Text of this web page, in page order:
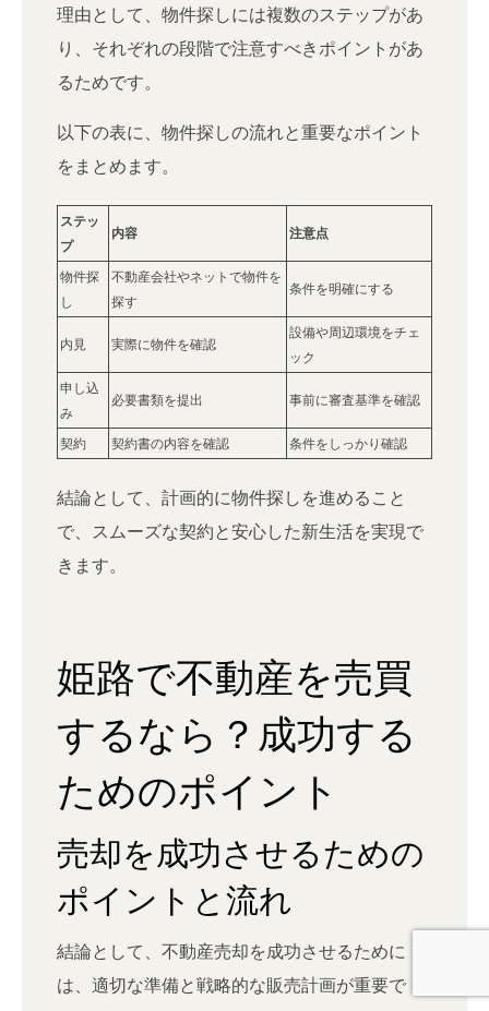
理由として、物件探しには複数のステップがあ
り、それぞれの段階で注意すべきポイントがあ
るためです。
以下の表に、物件探しの流れと重要なポイント
をまとめます。
ステッ
プ
内容 注意点
物件探
し
不動産会社やネットで物件を
探す
条件を明確にする
内見 実際に物件を確認
設備や周辺環境をチェ
ック
申し込
み
必要書類を提出 事前に審査基準を確認
契約 契約書の内容を確認 条件をしっかり確認
結論として、計画的に物件探しを進めること
で、スムーズな契約と安心した新生活を実現で
きます。
姫路で不動産を売買
するなら？成功する
ためのポイント
売却を成功させるための
ポイントと流れ
結論として、不動産売却を成功させるために
は、適切な準備と戦略的な販売計画が重要で